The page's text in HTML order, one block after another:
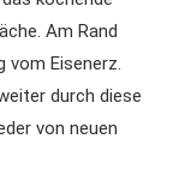
Am Rand
vom Eisenerz.
durch diese
von neuen